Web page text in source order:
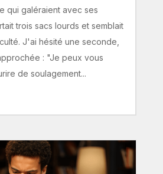
qui galéraient avec ses
trois sacs lourds et semblait
J'ai hésité une seconde,
: "Je peux vous
de soulagement...